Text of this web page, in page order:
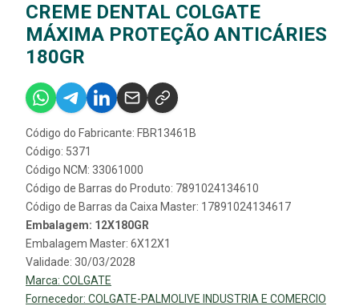
CREME DENTAL COLGATE
MÁXIMA PROTEÇÃO ANTICÁRIES
180GR
Código do Fabricante: FBR13461B
Código: 5371
Código NCM: 33061000
Código de Barras do Produto: 7891024134610
Código de Barras da Caixa Master: 17891024134617
Embalagem: 12X180GR
Embalagem Master: 6X12X1
Validade: 30/03/2028
Marca: COLGATE
Fornecedor: COLGATE-PALMOLIVE INDUSTRIA E COMERCIO